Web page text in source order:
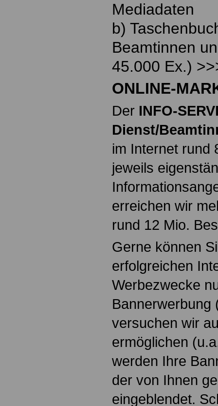
Mediadaten
b)
Beamtinnen
45.000 Ex.)
ONLINE-
Der INFO-
Dienst/
im Internet rund
jeweils
erreichen wir
rund 12 Mio.
Gerne können
erfolgreichen
Werbezwecke
Bannerwerbung
versuchen wir
ermöglichen
werden Ihre
der von Ihnen
eingeblendet.